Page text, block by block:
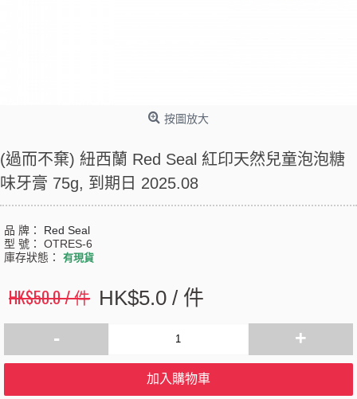
按圖放大
(過而不棄) 紐西蘭 Red Seal 紅印天然兒童泡泡糖
味牙膏 75g, 到期日 2025.08
品 牌： Red Seal
型 號： OTRES-6
庫存狀態： 有現貨
HK$50.0 / 件 HK$5.0 / 件
- +
加入購物車